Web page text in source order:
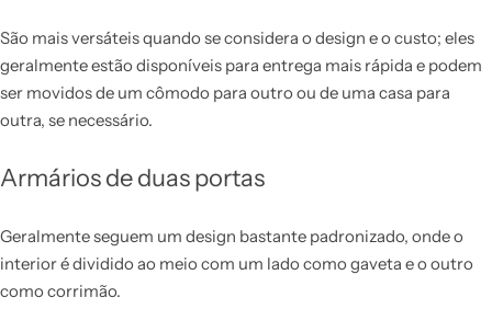
São mais versáteis quando se considera o design e o custo; eles
geralmente estão disponíveis para entrega mais rápida e podem
ser movidos de um cômodo para outro ou de uma casa para
outra, se necessário.
Armários de duas portas
Geralmente seguem um design bastante padronizado, onde o
interior é dividido ao meio com um lado como gaveta e o outro
como corrimão.